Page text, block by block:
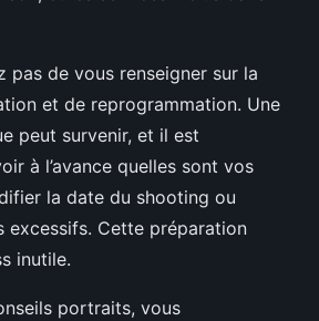
pas de vous renseigner sur la
et de reprogrammation. Une
peut survenir, et il est
à l’avance quelles sont vos
la date du shooting ou
excessifs. Cette préparation
inutile.
portraits, vous